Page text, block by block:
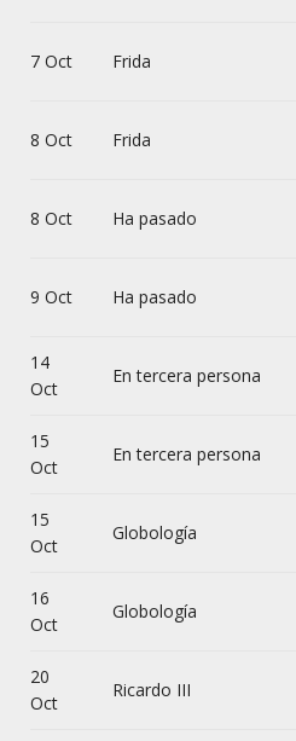
7 Oct Frida
8 Oct Frida
8 Oct Ha pasado
9 Oct Ha pasado
14
Oct
En tercera persona
15
Oct
En tercera persona
15
Oct
Globología
16
Oct
Globología
20
Oct
Ricardo III